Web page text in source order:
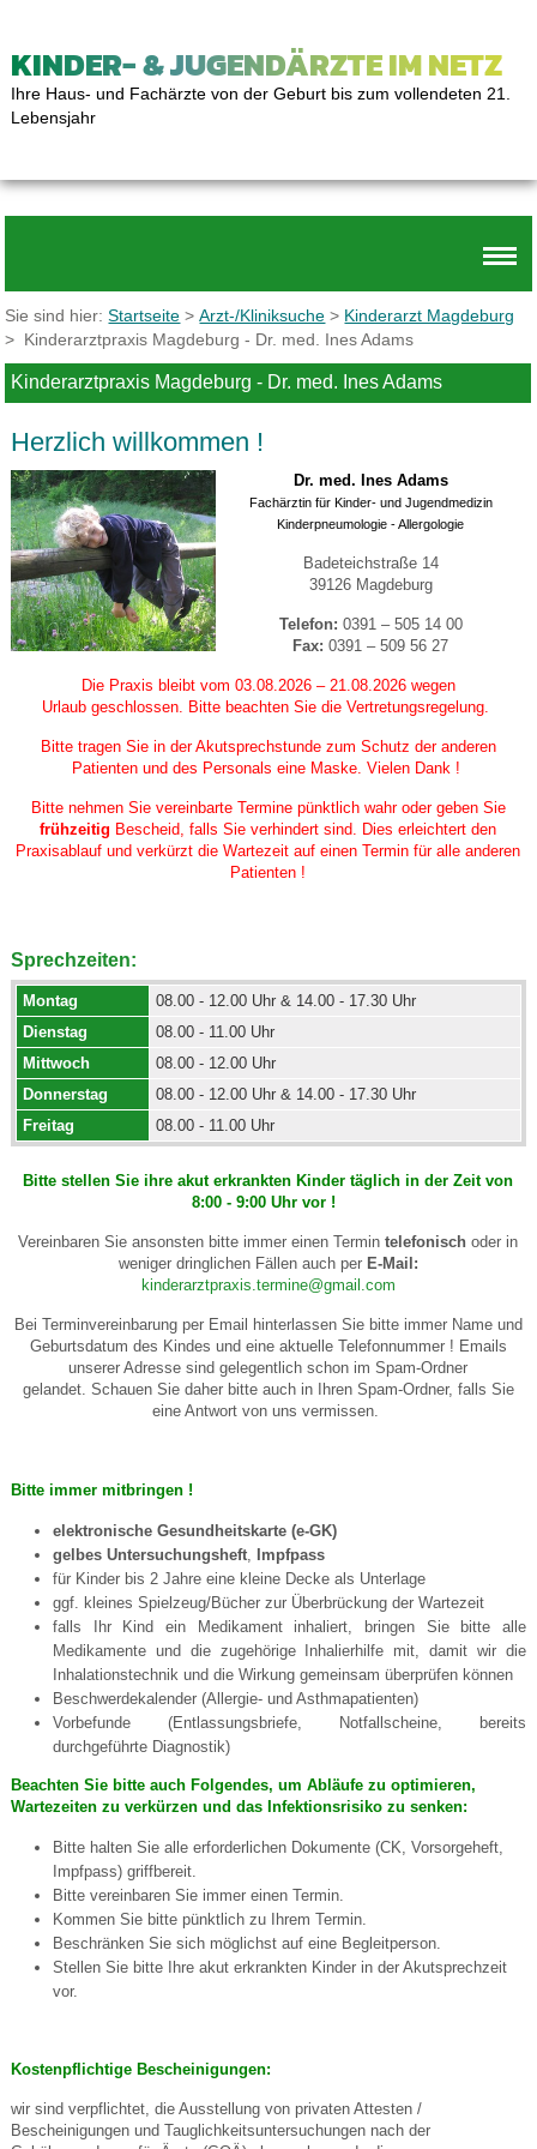
KINDER- & JUGENDÄRZTE IM NETZ
Ihre Haus- und Fachärzte von der Geburt bis zum vollendeten 21.
Lebensjahr
Sie sind hier:Startseite >Arzt-/Kliniksuche > Kinderarzt Magdeburg
> Kinderarztpraxis Magdeburg - Dr. med. Ines Adams
Kinderarztpraxis Magdeburg - Dr. med. Ines Adams
Herzlich willkommen !
Dr. med. Ines Adams
Fachärztin für Kinder- und Jugendmedizin
Kinderpneumologie - Allergologie
Badeteichstraße 14
39126 Magdeburg
Telefon: 0391 – 505 14 00
Fax: 0391 – 509 56 27
Die Praxis bleibt vom 03.08. 2026– 21.08.2026 wegen
Urlaubgeschlossen. Bitte beachten Sie die Vertretungsregelung.
Bitte tragen Sie in der Akutsprechstunde zum Schutz der anderen
Patienten und des Personals eine Maske. Vielen Dank !
Bitte nehmen Sie vereinbarte Termine pünktlich wahr oder geben Sie
frühzeitig Bescheid, falls Sie verhindert sind. Dies erleichtert den
Praxisablauf und verkürzt die Wartezeit auf einen Termin für alle anderen
Patienten !
Sprechzeiten:
Montag
08.00 - 12.00 Uhr & 14.00 - 17.30 Uhr
Dienstag
08.00 - 11.00 Uhr
Mittwoch
08.00 - 12.00 Uhr
Donnerstag
08.00 - 12.00 Uhr & 14.00 - 17.30 Uhr
Freitag
08.00 - 11.00 Uhr
Bitte stellen Sie ihre akut erkrankten Kinder täglich in der Zeit von
8:00 - 9:00 Uhr vor !
Vereinbaren Sie ansonsten bitte immer einen Termintelefonisch oder in
weniger dringlichen Fällen auch per E-Mail:
kinderarztpraxis.termine@gmail.com
Bei Terminvereinbarung per Email hinterlassen Sie bitte immer Name und
Geburtsdatum des Kindes und eine aktuelle Telefonnummer ! Emails
unserer Adresse sind gelegentlich schon im Spam-Ordner
gelandet. Schauen Sie daher bitte auch in Ihren Spam-Ordner, falls Sie
eine Antwort von uns vermissen.
Bitte immer mitbringen !
elektronische Gesundheitskarte (e-GK)
gelbes Untersuchungsheft,
Impfpass
für Kinder bis 2 Jahre eine kleine Decke als Unterlage
ggf. kleines Spielzeug/Bücher zur Überbrückung der Wartezeit
falls Ihr Kind ein Medikament inhaliert, bringen Sie bitte alle
Medikamente und die zugehörige Inhalierhilfe mit, damit wir die
Inhalationstechnik und die Wirkung gemeinsam überprüfen können
Beschwerdekalender (Allergie- und Asthmapatienten)
Vorbefunde (Entlassungsbriefe, Notfallscheine, bereits
durchgeführte Diagnostik)
Beachten Sie bitte auch Folgendes, um Abläufe zu optimieren,
Wartezeiten zu verkürzen und das Infektionsrisiko zu senken:
Bitte halten Sie alle erforderlichen Dokumente (CK, Vorsorgeheft,
Impfpass) griffbereit.
Bitte vereinbaren Sie immer einen Termin.
Kommen Sie bitte pünktlich zu Ihrem Termin.
Beschränken Sie sich möglichst auf eine Begleitperson.
Stellen Sie bitte Ihre akut erkrankten Kinder in der Akutsprechzeit
vor.
Kostenpflichtige Bescheinigungen:
wir sind verpflichtet, die Ausstellung von privaten Attesten /
Bescheinigungen und Tauglichkeitsuntersuchungen nach der